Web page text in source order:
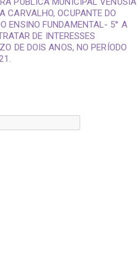
CARVALHO, OCUPANTE DO
ENSINO FUNDAMENTAL- 5° A
DE INTERESSES
DE DOIS ANOS, NO PERÍODO